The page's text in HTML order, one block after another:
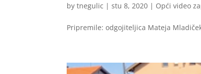
bytnegulic |stu 8, 2020 | Opći video
Pripremile: odgojiteljica Mateja